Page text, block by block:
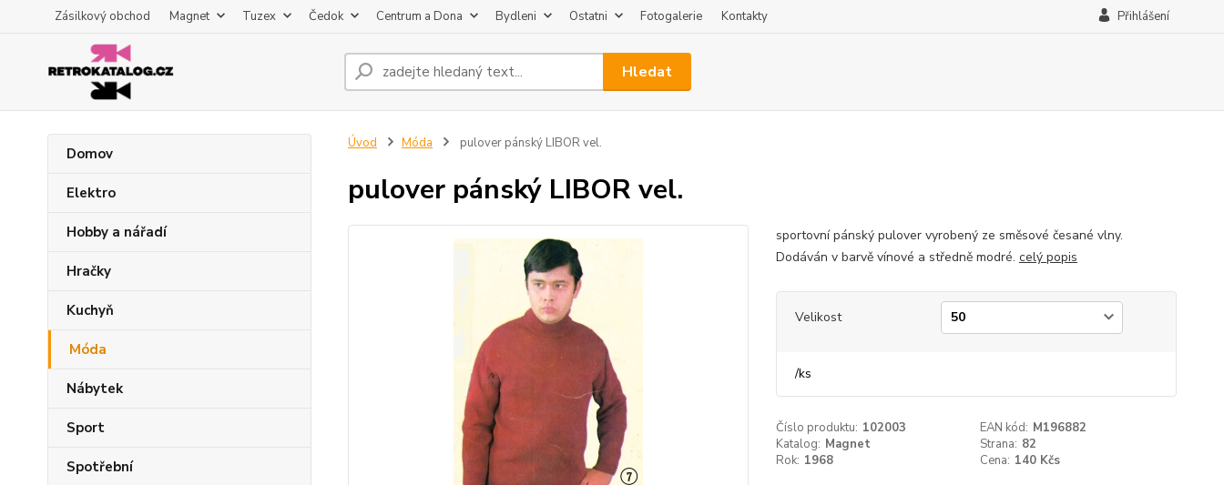
Zásilkový obchod Magnet Tuzex Čedok Centrum a Dona Bydleni Ostatni Fotogalerie Kontakty Přihlášení
Hledat
Domov
Elektro
Hobby a nářadí
Hračky
Kuchyň
Móda
Nábytek
Sport
Spotřební
Úvod Móda pulover pánský LIBOR vel.
pulover pánský LIBOR vel.
sportovní pánský pulover vyrobený ze směsové česané vlny.
Dodáván v barvě vínové a středně modré. celý popis
Velikost
/ks
Číslo produktu: 102003 EAN kód: M196882
Katalog: Magnet Strana: 82
Rok: 1968 Cena: 140 Kčs